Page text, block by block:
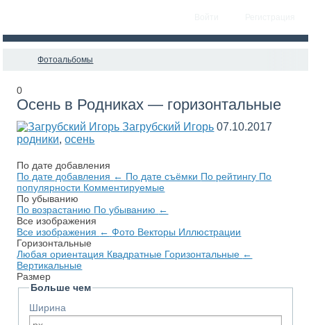
Фотоальбомы
0
Осень в Родниках — горизонтальные
Загрубский Игорь 07.10.2017
родники,осень
По дате добавления
По дате добавления ← По дате съёмки По рейтингу По
популярности Комментируемые
По убыванию
По возрастанию По убыванию ←
Все изображения
Все изображения ← Фото Векторы Иллюстрации
Горизонтальные
Любая ориентация Квадратные Горизонтальные ←
Вертикальные
Размер
Больше чем
Ширина